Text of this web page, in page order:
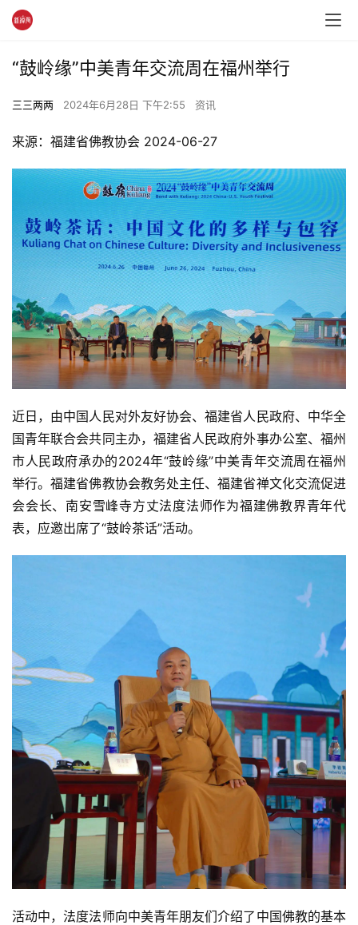
“鼓岭缘”中美青年交流周在福州举行
三三两两 2024年6月28日 下午2:55 资讯
来源：福建省佛教协会 2024-06-27
近日，由中国人民对外友好协会、福建省人民政府、中华全
国青年联合会共同主办，福建省人民政府外事办公室、福州
市人民政府承办的2024年“鼓岭缘”中美青年交流周在福州
举行。福建省佛教协会教务处主任、福建省禅文化交流促进
会会长、南安雪峰寺方丈法度法师作为福建佛教界青年代
表，应邀出席了“鼓岭茶话”活动。
活动中，法度法师向中美青年朋友们介绍了中国佛教的基本